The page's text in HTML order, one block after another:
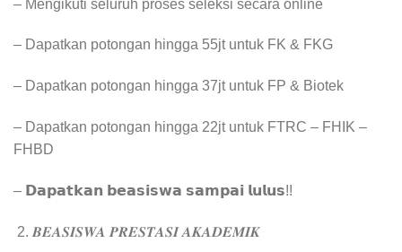
– ⁠Mengikuti seluruh proses seleksi secara online
– ⁠Dapatkan potongan hingga 55jt untuk FK & FKG
– ⁠Dapatkan potongan hingga 37jt untuk FP & Biotek
– Dapatkan potongan hingga 22jt untuk FTRC – FHIK⁠ –
FHBD
– ⁠𝗗𝗮𝗽𝗮𝘁𝗸𝗮𝗻 𝗯𝗲𝗮𝘀𝗶𝘀𝘄𝗮 𝘀𝗮𝗺𝗽𝗮𝗶 𝗹𝘂𝗹𝘂𝘀!!
𝑩𝑬𝑨𝑺𝑰𝑺𝑾𝑨 𝑷𝑹𝑬𝑺𝑻𝑨𝑺𝑰 𝑨𝑲𝑨𝑫𝑬𝑴𝑰𝑲